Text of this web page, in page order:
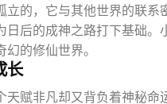
立的，它与其他世界的联
日后的成神之路打下基础
的修仙世界。
长
天赋非凡却又背负着神秘